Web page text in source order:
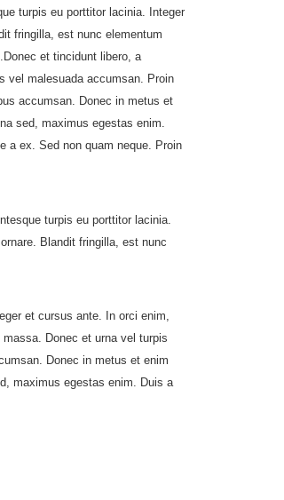
turpis eu porttitor lacinia. Integer
fringilla, est nunc elementum
et tincidunt libero, a
vel malesuada accumsan. Proin
accumsan. Donec in metus et
sed, maximus egestas enim.
a ex. Sed non quam neque. Proin
turpis eu porttitor lacinia.
Blandit fringilla, est nunc
et cursus ante. In orci enim,
Donec et urna vel turpis
Donec in metus et enim
maximus egestas enim. Duis a